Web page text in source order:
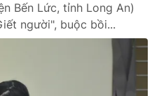
Bến Lức, tỉnh Long An)
người", buộc bồi...